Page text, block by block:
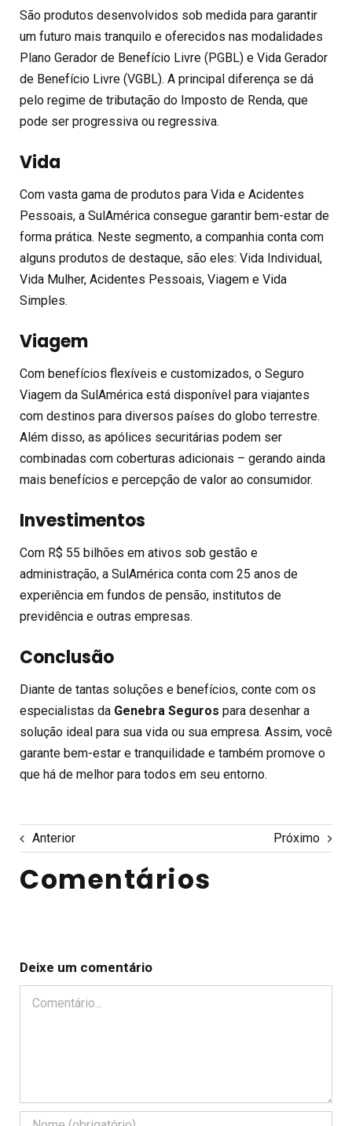
São produtos desenvolvidos sob medida para garantir
um futuro mais tranquilo e oferecidos nas modalidades
Plano Gerador de Benefício Livre (PGBL) e Vida Gerador
de Benefício Livre (VGBL). A principal diferença se dá
pelo regime de tributação do Imposto de Renda, que
pode ser progressiva ou regressiva.
Vida
Com vasta gama de produtos para Vida e Acidentes
Pessoais, a SulAmérica consegue garantir bem-estar de
forma prática. Neste segmento, a companhia conta com
alguns produtos de destaque, são eles: Vida Individual,
Vida Mulher, Acidentes Pessoais, Viagem e Vida
Simples.
Viagem
Com benefícios flexíveis e customizados, o Seguro
Viagem da SulAmérica está disponível para viajantes
com destinos para diversos países do globo terrestre.
Além disso, as apólices securitárias podem ser
combinadas com coberturas adicionais – gerando ainda
mais benefícios e percepção de valor ao consumidor.
Investimentos
Com R$ 55 bilhões em ativos sob gestão e
administração, a SulAmérica conta com 25 anos de
experiência em fundos de pensão, institutos de
previdência e outras empresas.
Conclusão
Diante de tantas soluções e benefícios, conte com os
especialistas da Genebra Seguros para desenhar a
solução ideal para sua vida ou sua empresa. Assim, você
garante bem-estar e tranquilidade e também promove o
que há de melhor para todos em seu entorno.
Anterior Próximo
Comentários
Deixe um comentário
Comentário